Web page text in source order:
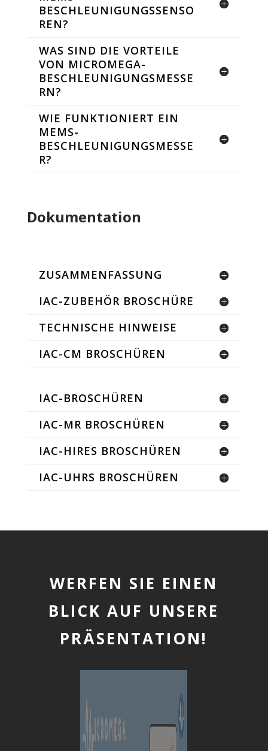
BESCHLEUNIGUNGSSENSO
REN?
WAS SIND DIE VORTEILE
VON MICROMEGA-
BESCHLEUNIGUNGSMESSE
RN?
WIE FUNKTIONIERT EIN
MEMS-
BESCHLEUNIGUNGSMESSE
R?
Dokumentation
ZUSAMMENFASSUNG
IAC-ZUBEHÖR BROSCHÜRE
TECHNISCHE HINWEISE
IAC-CM BROSCHÜREN
IAC-BROSCHÜREN
IAC-MR BROSCHÜREN
IAC-HIRES BROSCHÜREN
IAC-UHRS BROSCHÜREN
WERFEN SIE EINEN
BLICK AUF UNSERE
PRÄSENTATION!